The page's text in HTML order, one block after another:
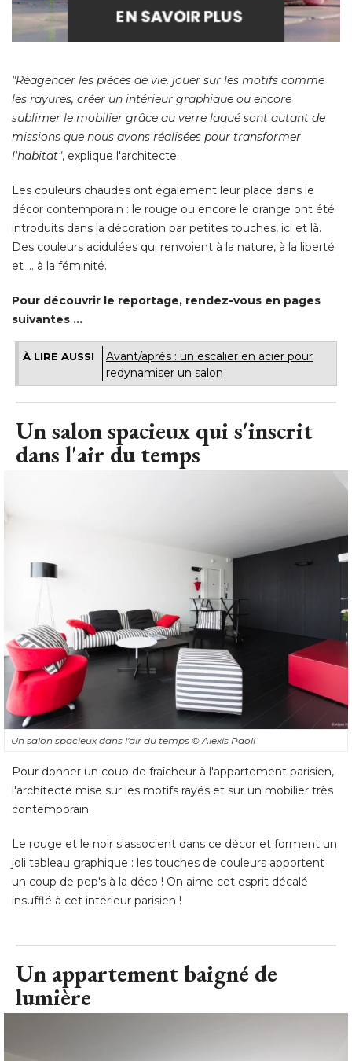
"Réagencer les pièces de vie, jouer sur les motifs comme
les rayures, créer un intérieur graphique ou encore
sublimer le mobilier grâce au verre laqué sont autant de
missions que nous avons réalisées pour transformer
l'habitat", explique l'architecte.
Les couleurs chaudes ont également leur place dans le
décor contemporain : le rouge ou encore le orange ont été
introduits dans la décoration par petites touches, ici et là.
Des couleurs acidulées qui renvoient à la nature, à la liberté
et ... à la féminité.
Pour découvrir le reportage, rendez-vous en pages
suivantes ...
À LIRE AUSSI
Avant/après : un escalier en acier pour
redynamiser un salon
Un salon spacieux qui s'inscrit
dans l'air du temps
Un salon spacieux dans l'air du temps © Alexis Paoli
Pour donner un coup de fraîcheur à l'appartement parisien,
l'architecte mise sur les motifs rayés et sur un mobilier très
contemporain.
Le rouge et le noir s'associent dans ce décor et forment un
joli tableau graphique : les touches de couleurs apportent
un coup de pep's à la déco ! On aime cet esprit décalé
insufflé à cet intérieur parisien !
Un appartement baigné de
lumière